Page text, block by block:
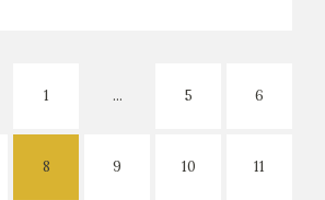
1 ... 5 6
8 9 10 11